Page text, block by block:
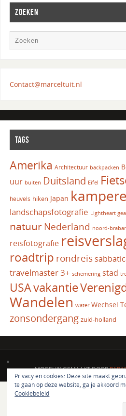
ZOEKEN
Contact@marceltuit.nl
TAGS
Amerika Architectuur backpacken
uur buiten Duitsland Eifel
heuvels hiken Japan
landschapsfotografie Lightheart
natuur Nederland noord-
reisfotografie
roadtrip rondreis
travelmaster 3+ schemering stad
USAvakantie
Wandelen water Wechsel
zonsondergang zuid-holland
MOGELIJK GEMAAKT DOOR
Privacy en cookies: Deze site maakt
te gaan op deze website, ga je akkoord
Cookiebeleid